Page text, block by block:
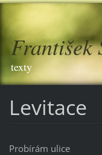
František
texty
Levitace
Probírám ulice